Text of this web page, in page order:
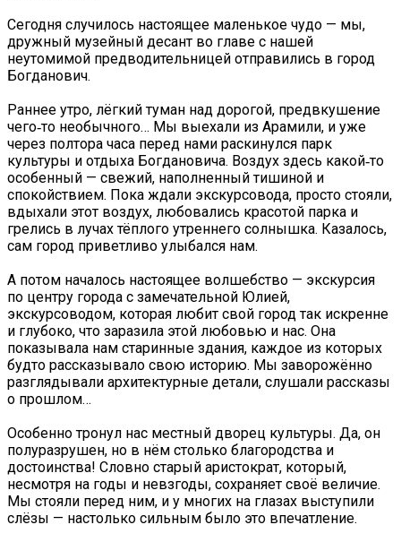
Сегодня случилось настоящее маленькое чудо — мы,
дружный музейный десант во главе с нашей
неутомимой предводительницей отправились в город
Богданович.
Раннее утро, лёгкий туман над дорогой, предвкушение
чего‑то необычного… Мы выехали из Арамили, и уже
через полтора часа перед нами раскинулся парк
культуры и отдыха Богдановича. Воздух здесь какой‑то
особенный — свежий, наполненный тишиной и
спокойствием. Пока ждали экскурсовода, просто стояли,
вдыхали этот воздух, любовались красотой парка и
грелись в лучах тёплого утреннего солнышка. Казалось,
сам город приветливо улыбался нам.
А потом началось настоящее волшебство — экскурсия
по центру города с замечательной Юлией,
экскурсоводом, которая любит свой город так искренне
и глубоко, что заразила этой любовью и нас. Она
показывала нам старинные здания, каждое из которых
будто рассказывало свою историю. Мы заворожённо
разглядывали архитектурные детали, слушали рассказы
о прошлом…
️Особенно тронул нас местный дворец культуры. Да, он
полуразрушен, но в нём столько благородства и
достоинства! Словно старый аристократ, который,
несмотря на годы и невзгоды, сохраняет своё величие.
Мы стояли перед ним, и у многих на глазах выступили
слёзы — настолько сильным было это впечатление.